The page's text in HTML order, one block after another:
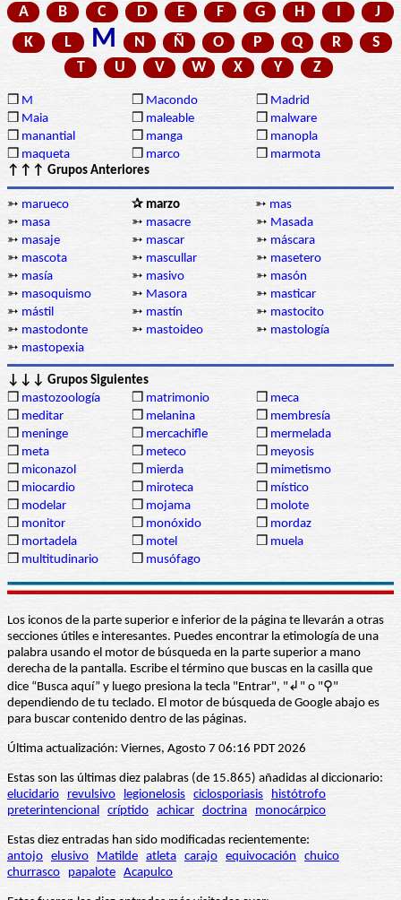
A B C D E F G H I
J
K
L M N Ñ O P Q R
S
T
U V W X Y Z
❒ M ❒ Macondo ❒ Madrid
❒ Maia ❒ maleable ❒ malware
❒ manantial ❒ manga ❒ manopla
❒ maqueta ❒ marco ❒ marmota
↑↑↑ Grupos Anteriores
➳ marueco ✰ marzo ➳ mas
➳ masa ➳ masacre ➳ Masada
➳ masaje ➳ mascar ➳ máscara
➳ mascota ➳ mascullar ➳ masetero
➳ masía ➳ masivo ➳ masón
➳ masoquismo ➳ Masora ➳ masticar
➳ mástil ➳ mastín ➳ mastocito
➳ mastodonte ➳ mastoideo ➳ mastología
➳ mastopexia
↓↓↓ Grupos Siguientes
❒ mastozoología ❒ matrimonio ❒ meca
❒ meditar ❒ melanina ❒ membresía
❒ meninge ❒ mercachifle ❒ mermelada
❒ meta ❒ meteco ❒ meyosis
❒ miconazol ❒ mierda ❒ mimetismo
❒ miocardio ❒ miroteca ❒ místico
❒ modelar ❒ mojama ❒ molote
❒ monitor ❒ monóxido ❒ mordaz
❒ mortadela ❒ motel ❒ muela
❒ multitudinario ❒ musófago
Los iconos de la parte superior e inferior de la página te llevarán a otras
secciones útiles e interesantes. Puedes encontrar la etimología de una
palabra usando el motor de búsqueda en la parte superior a mano
derecha de la pantalla. Escribe el término que buscas en la casilla que
dice “Busca aquí” y luego presiona la tecla "Entrar", "↲" o "⚲"
dependiendo de tu teclado. El motor de búsqueda de Google abajo es
para buscar contenido dentro de las páginas.
Última actualización: Viernes, Agosto 7 06:16 PDT 2026
Estas son las últimas diez palabras (de 15.865) añadidas al diccionario:
elucidario
revulsivo legionelosis ciclosporiasis
histótrofo
preterintencional críptido achicar doctrina monocárpico
Estas diez entradas han sido modificadas recientemente:
antojo elusivo Matilde atleta carajo equivocación
chuico
churrasco
papalote Acapulco